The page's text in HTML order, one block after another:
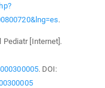
.
Pediatr [Internet].
. DOI: